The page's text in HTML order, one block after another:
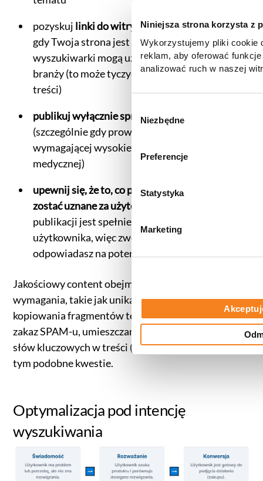
Niniejsza strona korzysta z
Wykorzystujemy pliki cookie
reklam, aby oferować
analizować ruch w naszej
zgody, udostępniamy
informacje z innymi danymi
znajdą Państwo klikając w
prywatności
y
b
ó
g
o
d
Niezbędne
Preferencje
Statystyka
Marketing
pozyskuj linki do witryny z zaufanych źródeł–
gdy Twoja strona jest cytowana w sieci,
wyszukiwarki mogą uznać ją za autorytet w
branży (to może tyczyć się także samego autora
treści)
publikuj wyłącznie sprawdzone informacje
(szczególnie gdy prowadzisz portal z branży
wymagającej wysokiego zaufania, na przykład
medycznej)
upewnij się, że to, co piszesz, faktycznie może
zostać uznane za użyteczne
publikacji jest spełnienie oczekiwań
użytkownika, więc zweryfikuj, że całościowo
odpowiadasz na potencjalne pytania
Jakościowy content obejmuje również klasyczne
wymagania, takie jak unikalność treści (zakaz
kopiowania fragmentów tekstu z innych stron),
zakaz SPAM-u, umieszczanie umiarkowanej liczby
słów kluczowych w treści (brakkeyword stuffing) i
tym podobne kwestie.
Optymalizacja pod intencję
wyszukiwania